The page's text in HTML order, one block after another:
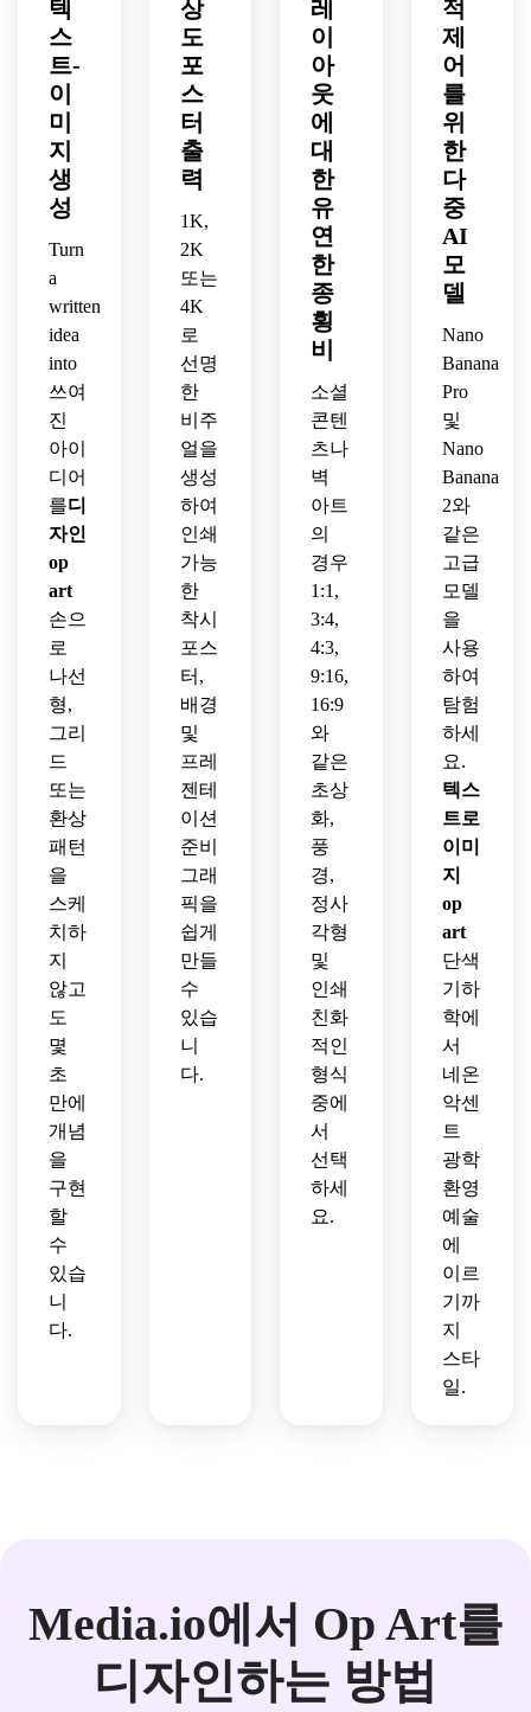
트,
광택
있는
현대
적인
마감
으로
인쇄
가능
러리
품질
의 구
성을
특징
으로
하는
비 흑
백 op
art 포
스터.
물이
나 배
경을
위한
깔끔
한 고
해상
도 디
테일
이 있
는 현
대적
인 op
art
ripple
을 만
듭니
다.
텍
스
트-
이
미
지
생
성
Turn
a
written
idea
into
쓰여
진
아이
디어
를디
자인
op
art
손으
로
나선
형,
그리
드
또는
환상
패턴
을
스케
치하
지
않고
도
몇
초
만에
개념
을
구현
할
수
있습
니
다.
상
도
포
스
터
출
력
1K,
2K
또는
4K
로
선명
한
비주
얼을
생성
하여
인쇄
가능
한
착시
포스
터,
배경
및
프레
젠테
이션
준비
그래
픽을
쉽게
만들
수
있습
니
다.
레
이
아
웃
에
대
한
유
연
한
종
횡
비
소셜
콘텐
츠나
벽
아트
의
경우
1:1,
3:4,
4:3,
9:16,
16:9
와
같은
초상
화,
풍
경,
정사
각형
및
인쇄
친화
적인
형식
중에
서
선택
하세
요.
적
제
어
를
위
한
다
중
AI
모
델
Nano
Banana
Pro
및
Nano
Banana
2와
같은
고급
모델
을
사용
하여
탐험
하세
요.
텍스
트로
이미
지
op
art
단색
기하
학에
서
네온
악센
트
광학
환영
예술
에
이르
기까
지
스타
일.
Media.io에서 Op Art를
디자인하는 방법